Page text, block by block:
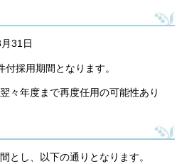
31日
採用期間となります。
年度まで再度任用の可能性あり
とし、以下の通りとなります。